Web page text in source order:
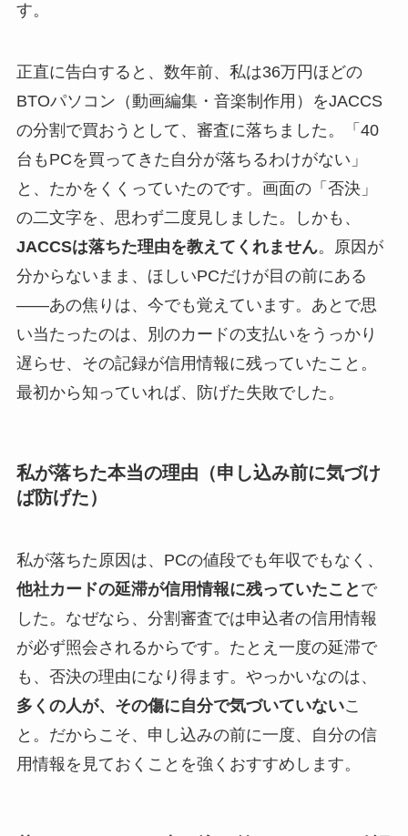
す。
正直に告白すると、数年前、私は36万円ほどの
BTOパソコン（動画編集・音楽制作用）をJACCS
の分割で買おうとして、審査に落ちました。「40
台もPCを買ってきた自分が落ちるわけがない」
と、たかをくくっていたのです。画面の「否決」
の二文字を、思わず二度見しました。しかも、
JACCSは落ちた理由を教えてくれません。原因が
分からないまま、ほしいPCだけが目の前にある
——あの焦りは、今でも覚えています。あとで思
い当たったのは、別のカードの支払いをうっかり
遅らせ、その記録が信用情報に残っていたこと。
最初から知っていれば、防げた失敗でした。
私が落ちた本当の理由（申し込み前に気づけ
ば防げた）
私が落ちた原因は、PCの値段でも年収でもなく、
他社カードの延滞が信用情報に残っていたこと で
した。なぜなら、分割審査では申込者の信用情報
が必ず照会されるからです。たとえ一度の延滞で
も、否決の理由になり得ます。やっかいなのは、
多くの人が、その傷に自分で気づいていないこ
と。だからこそ、申し込みの前に一度、自分の信
用情報を見ておくことを強くおすすめします。